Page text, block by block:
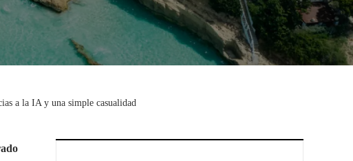
a la IA y una simple casualidad